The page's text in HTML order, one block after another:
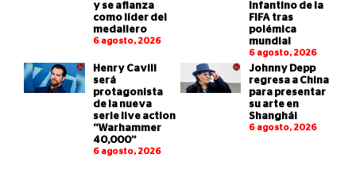
y se afianza
como líder del
medallero
6 agosto, 2026
Infantino de la
FIFA tras
polémica
mundial
6 agosto, 2026
Henry Cavill
será
protagonista
de la nueva
serie live action
“Warhammer
40,000”
6 agosto, 2026
Johnny Depp
regresa a China
para presentar
su arte en
Shanghái
6 agosto, 2026